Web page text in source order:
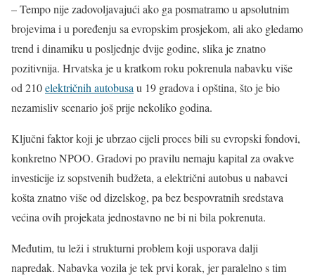
– Tempo nije zadovoljavajući ako ga posmatramo u apsolutnim
brojevima i u poređenju sa evropskim prosjekom, ali ako gledamo
trend i dinamiku u posljednje dvije godine, slika je znatno
pozitivnija. Hrvatska je u kratkom roku pokrenula nabavku više
od 210električnih autobusa u 19 gradova i opština, što je bio
nezamisliv scenario još prije nekoliko godina.
Ključni faktor koji je ubrzao cijeli proces bili su evropski fondovi,
konkretno NPOO. Gradovi po pravilu nemaju kapital za ovakve
investicije iz sopstvenih budžeta, a električni autobus u nabavci
košta znatno više od dizelskog, pa bez bespovratnih sredstava
većina ovih projekata jednostavno ne bi ni bila pokrenuta.
Međutim, tu leži i strukturni problem koji usporava dalji
napredak. Nabavka vozila je tek prvi korak, jer paralelno s tim